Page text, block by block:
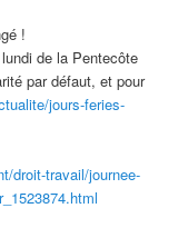
!
de la Pentecôte
par défaut, et pour
jours-feries-
droit-travail/journee-